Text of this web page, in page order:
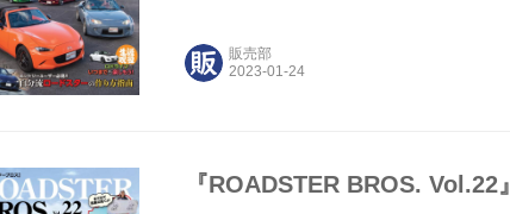
数年(！)」という大ベテランまで、ロード
販売部
『ROADSTER BROS.